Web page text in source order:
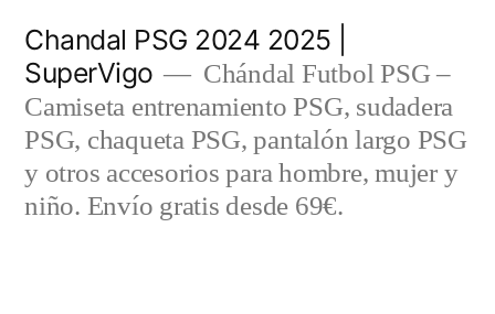
contenido
Chandal PSG 2024 2025 |
SuperVigo
Chándal Futbol PSG –
Camiseta entrenamiento PSG, sudadera
PSG, chaqueta PSG, pantalón largo PSG
y otros accesorios para hombre, mujer y
niño. Envío gratis desde 69€.